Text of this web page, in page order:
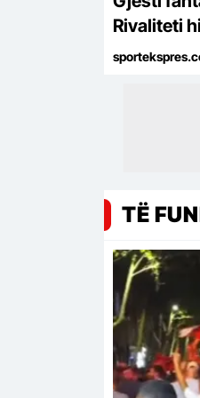
Rivaliteti
shkruajnë
TË